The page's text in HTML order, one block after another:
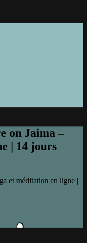
on Jaima –
| 14 jours
et méditation en ligne |